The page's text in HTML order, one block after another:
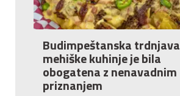
Budimpeštanska trdnjava
mehiške kuhinje je bila
obogatena z nenavadnim
priznanjem